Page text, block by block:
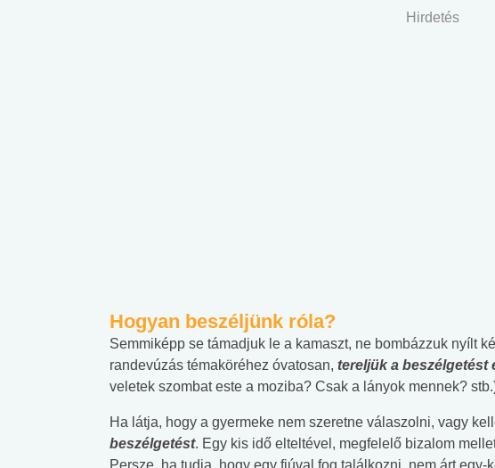
Hirdetés
Hogyan beszéljünk róla?
Semmiképp se támadjuk le a kamaszt, ne bombázzuk nyílt
randevúzás témaköréhez óvatosan, tereljük a beszélgetést
veletek szombat este a moziba? Csak a lányok mennek?
Ha látja, hogy a gyermeke nem szeretne válaszolni, vagy
beszélgetést. Egy kis idő elteltével, megfelelő bizalom
Persze, ha tudja, hogy egy fiúval fog találkozni, nem árt